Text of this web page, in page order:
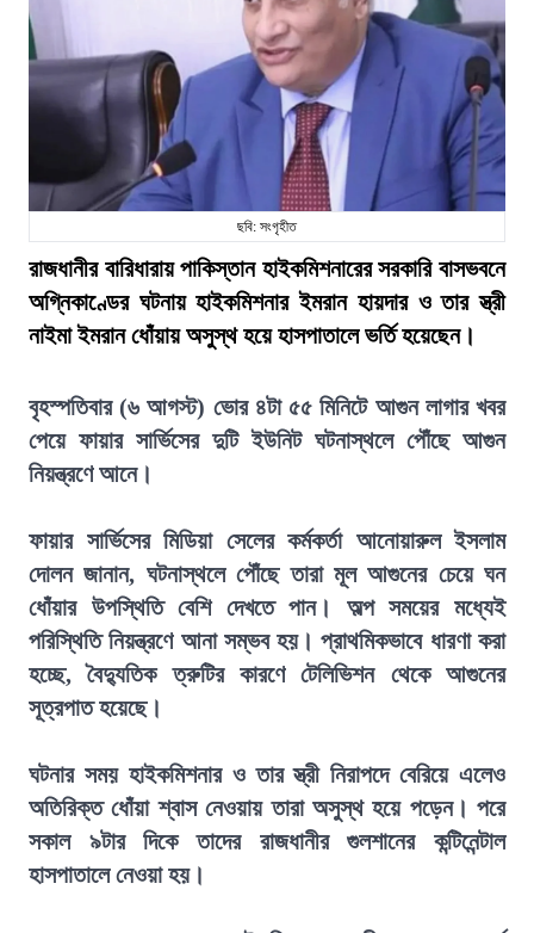
ছবি: সংগৃহীত
রাজধানীর বারিধারায় পাকিস্তান হাইকমিশনারের সরকারি বাসভবনে
অগ্নিকাণ্ডের ঘটনায় হাইকমিশনার ইমরান হায়দার ও তার স্ত্রী
নাইমা ইমরান ধোঁয়ায় অসুস্থ হয়ে হাসপাতালে ভর্তি হয়েছেন।
বৃহস্পতিবার (৬ আগস্ট) ভোর ৪টা ৫৫ মিনিটে আগুন লাগার খবর
পেয়ে ফায়ার সার্ভিসের দুটি ইউনিট ঘটনাস্থলে পৌঁছে আগুন
নিয়ন্ত্রণে আনে।
ফায়ার সার্ভিসের মিডিয়া সেলের কর্মকর্তা আনোয়ারুল ইসলাম
দোলন জানান, ঘটনাস্থলে পৌঁছে তারা মূল আগুনের চেয়ে ঘন
ধোঁয়ার উপস্থিতি বেশি দেখতে পান। অল্প সময়ের মধ্যেই
পরিস্থিতি নিয়ন্ত্রণে আনা সম্ভব হয়। প্রাথমিকভাবে ধারণা করা
হচ্ছে, বৈদ্যুতিক ত্রুটির কারণে টেলিভিশন থেকে আগুনের
সূত্রপাত হয়েছে।
ঘটনার সময় হাইকমিশনার ও তার স্ত্রী নিরাপদে বেরিয়ে এলেও
অতিরিক্ত ধোঁয়া শ্বাস নেওয়ায় তারা অসুস্থ হয়ে পড়েন। পরে
সকাল ৯টার দিকে তাদের রাজধানীর গুলশানের কন্টিনেন্টাল
হাসপাতালে নেওয়া হয়।